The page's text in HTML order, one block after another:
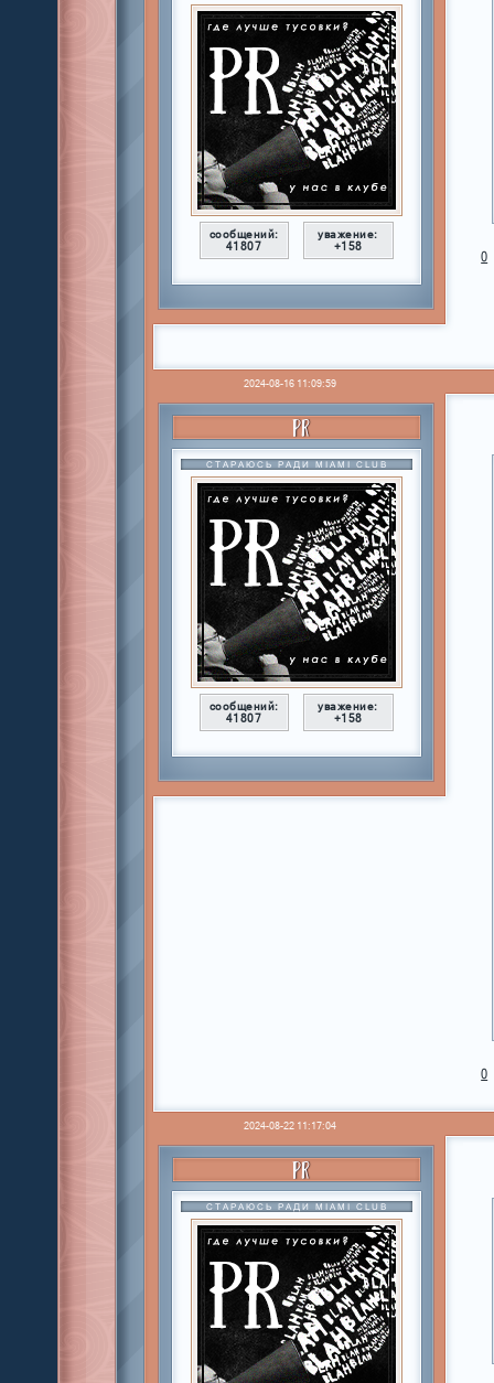
сообщений:
41807
уважение:
+158
0
2024-08-16 11:09:59
PR
СТАРАЮСЬ РАДИ MIAMI CLUB
сообщений:
41807
уважение:
+158
0
2024-08-22 11:17:04
PR
СТАРАЮСЬ РАДИ MIAMI CLUB